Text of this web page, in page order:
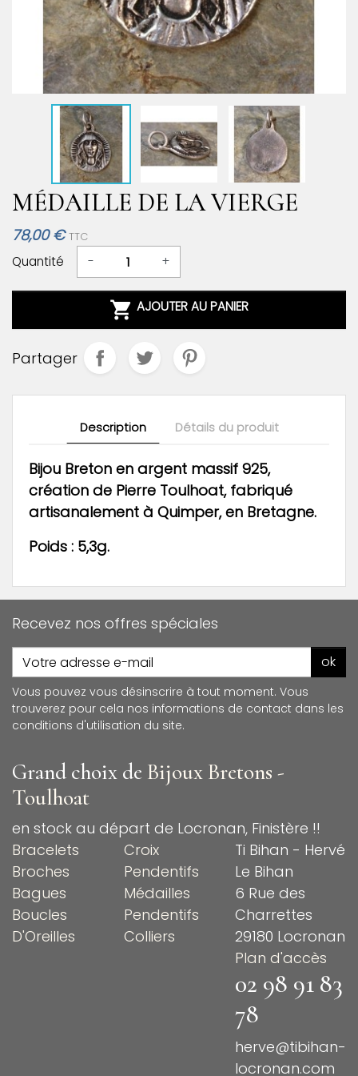
MÉDAILLE DE LA VIERGE
78,00 € TTC
Quantité - +
 AJOUTER AU PANIER
Partager
Description Détails du produit
Bijou Breton en argent massif 925,
création de Pierre Toulhoat, fabriqué
artisanalement à Quimper,en Bretagne.
Poids : 5,3g.
Recevez nos offres spéciales
ok
Vous pouvez vous désinscrire à tout moment. Vous
trouverez pour cela nos informations de contact dans les
conditions d'utilisation du site.
Grand choix de Bijoux Bretons -
Toulhoat
en stock au départ de Locronan, Finistère !!
Bracelets
Broches
Bagues
Boucles
D'Oreilles
Croix
Pendentifs
Médailles
Pendentifs
Colliers
Ti Bihan - Hervé
Le Bihan
6 Rue des
Charrettes
29180 Locronan
Plan d'accès
02 98 91 83
78
herve@tibihan-
locronan.com